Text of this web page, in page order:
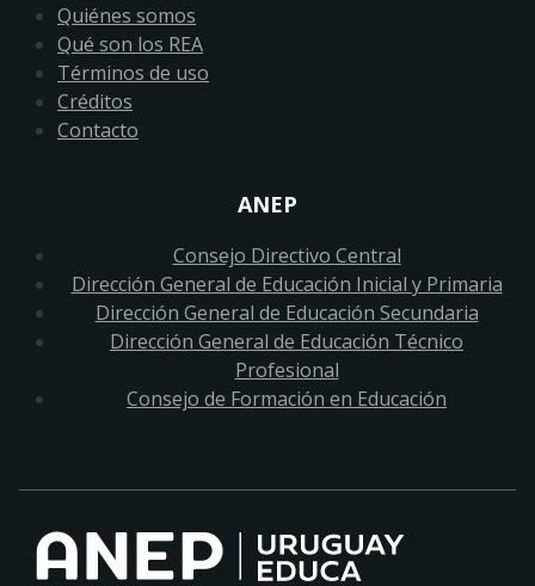
Quiénes somos
Qué son los REA
Términos de uso
Créditos
Contacto
ANEP
Consejo Directivo Central
Dirección General de Educación Inicial y Primaria
Dirección General de Educación Secundaria
Dirección General de Educación Técnico
Profesional
Consejo de Formación en Educación